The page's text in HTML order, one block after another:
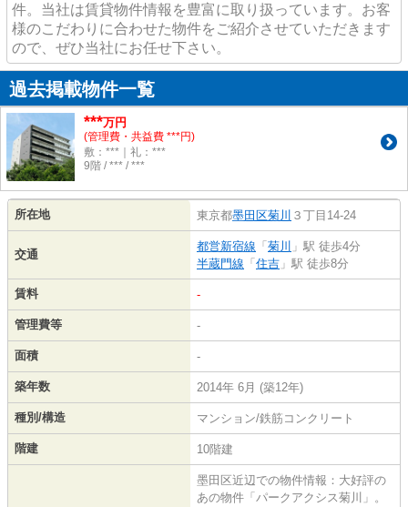
件。当社は賃貸物件情報を豊富に取り扱っています。お客
様のこだわりに合わせた物件をご紹介させていただきます
ので、ぜひ当社にお任せ下さい。
過去掲載物件一覧
***万円
(管理費・共益費 ***円)
敷：***｜礼：***
9階 / *** / ***
所在地 東京都墨田区菊川 ３丁目14-24
交通
都営新宿線 「 菊川 」駅 徒歩4分
半蔵門線 「 住吉 」駅 徒歩8分
賃料 -
管理費等 -
面積 -
築年数 2014年 6月 (築12年)
種別/構造 マンション/鉄筋コンクリート
階建 10階建
墨田区近辺での物件情報：大好評の
あの物件「パークアクシス菊川」。